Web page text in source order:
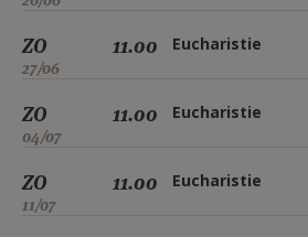
ZO
27/06
11.00 Eucharistie
ZO
04/07
11.00 Eucharistie
ZO
11/07
11.00 Eucharistie